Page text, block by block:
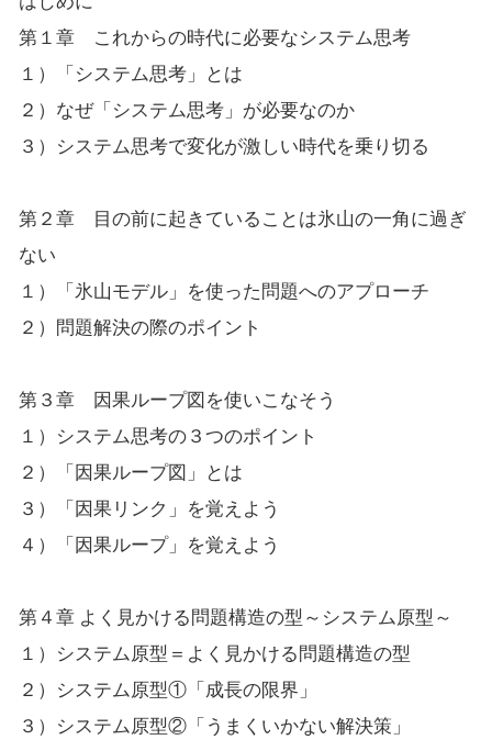
第１章 これからの時代に必要なシステム思考
１）「システム思考」とは
２）なぜ「システム思考」が必要なのか
３）システム思考で変化が激しい時代を乗り切る
第２章 目の前に起きていることは氷山の一角に過ぎ
ない
１）「氷山モデル」を使った問題へのアプローチ
２）問題解決の際のポイント
第３章 因果ループ図を使いこなそう
１）システム思考の３つのポイント
２）「因果ループ図」とは
３）「因果リンク」を覚えよう
４）「因果ループ」を覚えよう
第４章 よく見かける問題構造の型～システム原型～
１）システム原型＝よく見かける問題構造の型
２）システム原型①「成長の限界」
３）システム原型②「うまくいかない解決策」